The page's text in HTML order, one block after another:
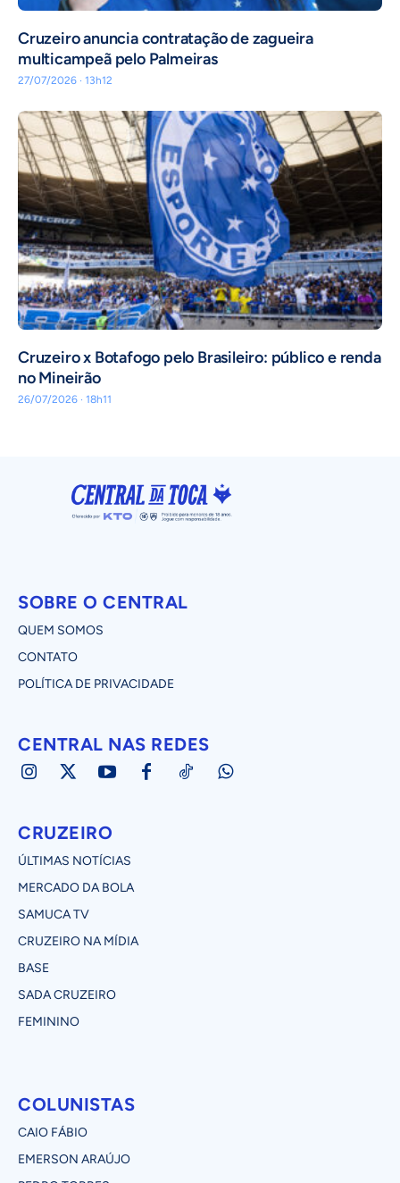
Cruzeiro anuncia contratação de zagueira
multicampeã pelo Palmeiras
27/07/2026 · 13h12
Cruzeiro x Botafogo pelo Brasileiro: público e renda
no Mineirão
26/07/2026 · 18h11
SOBRE O CENTRAL
QUEM SOMOS
CONTATO
POLÍTICA DE PRIVACIDADE
CENTRAL NAS REDES
CRUZEIRO
ÚLTIMAS NOTÍCIAS
MERCADO DA BOLA
SAMUCA TV
CRUZEIRO NA MÍDIA
BASE
SADA CRUZEIRO
FEMININO
COLUNISTAS
CAIO FÁBIO
EMERSON ARAÚJO